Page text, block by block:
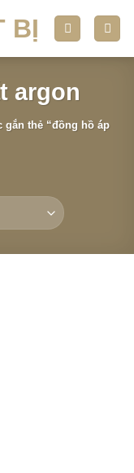
argon
gắn thẻ “đồng hồ áp